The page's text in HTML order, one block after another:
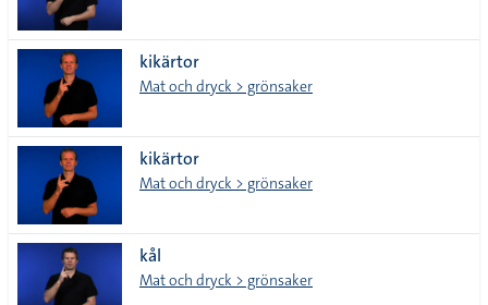
kikärtor
Mat och dryck > grönsaker
kikärtor
Mat och dryck > grönsaker
kål
Mat och dryck > grönsaker